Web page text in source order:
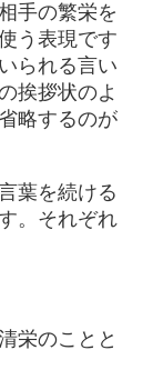
手の繁栄を
う表現です
られる言い
挨拶状のよ
略するのが
葉を続ける
。それぞれ
栄のことと